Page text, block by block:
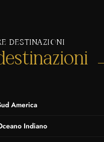
DESTINAZIONI
America
Indiano